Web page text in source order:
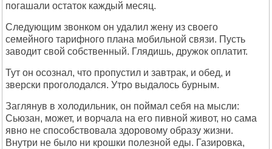
погашали остаток каждый месяц.
Следующим звонком он удалил жену из своего
семейного тарифного плана мобильной связи. Пусть
заводит свой собственный. Глядишь, дружок оплатит.
Тут он осознал, что пропустил и завтрак, и обед, и
зверски проголодался. Утро выдалось бурным.
Заглянув в холодильник, он поймал себя на мысли:
Сьюзан, может, и ворчала на его пивной живот, но сама
явно не способствовала здоровому образу жизни.
Внутри не было ни крошки полезной еды. Газировка,